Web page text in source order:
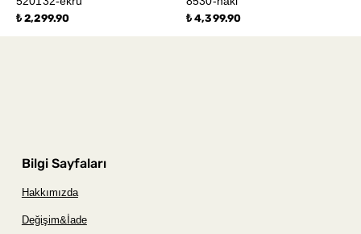
₺ 2,299.90 ₺ 4,399.90
Bilgi Sayfaları
Hakkımızda
Değişim&İade